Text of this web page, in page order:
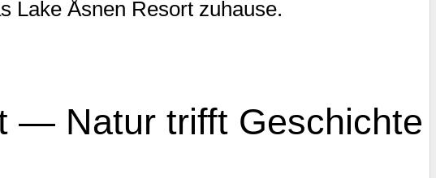
Lake Åsnen Resort zuhause.
— Natur trifft Geschichte